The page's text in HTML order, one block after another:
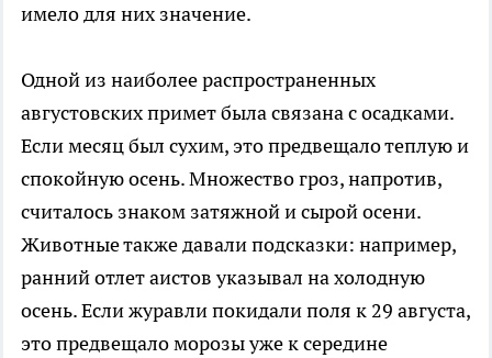
имело для них значение.
Одной из наиболее распространенных
августовских примет была связана с осадками.
Если месяц был сухим, это предвещало теплую и
спокойную осень. Множество гроз, напротив,
считалось знаком затяжной и сырой осени.
Животные также давали подсказки: например,
ранний отлет аистов указывал на холодную
осень. Если журавли покидали поля к 29 августа,
это предвещало морозы уже к середине